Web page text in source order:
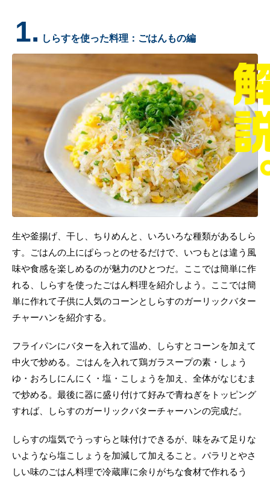
1. しらすを使った料理：ごはんもの編
生や釜揚げ、干し、ちりめんと、いろいろな種類があるしら
す。ごはんの上にぱらっとのせるだけで、いつもとは違う風
味や食感を楽しめるのが魅力のひとつだ。ここでは簡単に作
れる、しらすを使ったごはん料理を紹介しよう。ここでは簡
単に作れて子供に人気のコーンとしらすのガーリックバター
チャーハンを紹介する。
フライパンにバターを入れて温め、しらすとコーンを加えて
中火で炒める。ごはんを入れて鶏ガラスープの素・しょう
ゆ・おろしにんにく・塩・こしょうを加え、全体がなじむま
で炒める。最後に器に盛り付けて好みで青ねぎをトッピング
すれば、しらすのガーリックバターチャーハンの完成だ。
しらすの塩気でうっすらと味付けできるが、味をみて足りな
いようなら塩こしょうを加減して加えること。パラリとやさ
しい味のごはん料理で冷蔵庫に余りがちな食材で作れるう